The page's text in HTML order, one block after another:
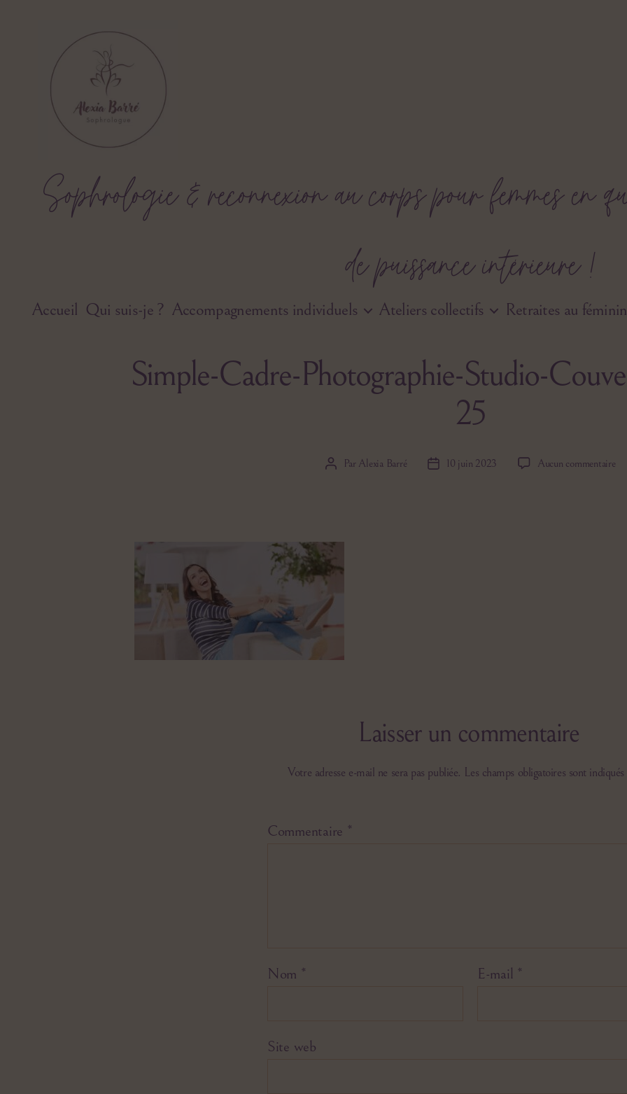
Barré
Sophrologie & reconnexion au corps pour femmes en
de puissance intérieure !
Accueil Qui suis-je ? Accompagnements individuels Ateliers collectifs Retraites au féminin
Simple-Cadre-Photographie-Studio-
25
Auteur
Par Alexia Barré
Date10 juin 2023 Aucun commentairesur
Laisser un commentaire
Votre adresse e-mail ne sera pas publiée. Les champs obligatoires sont indiqués
Commentaire *
Nom * E-mail *
Site web